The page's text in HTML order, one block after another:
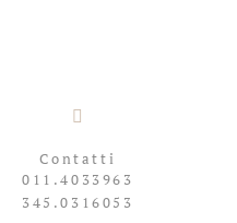
Contatti
011.4033963
345.0316053